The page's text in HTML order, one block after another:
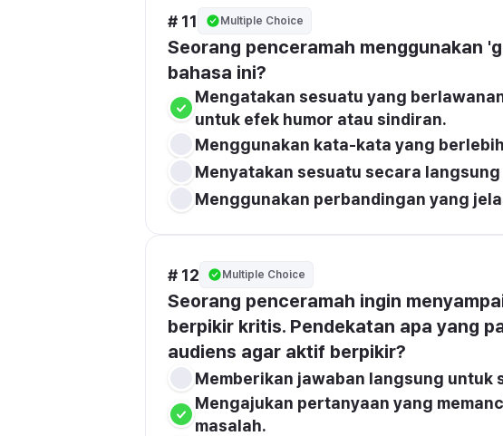
# 11 Multiple Choice
Seorang penceramah menggunakan
bahasa ini?
Mengatakan sesuatu yang
untuk efek humor atau sindiran.
Menggunakan kata-kata yang
Menyatakan sesuatu secara langsung
Menggunakan perbandingan yang
# 12 Multiple Choice
Seorang penceramah ingin
berpikir kritis. Pendekatan apa yang
audiens agar aktif berpikir?
Memberikan jawaban langsung untuk
Mengajukan pertanyaan yang
masalah.